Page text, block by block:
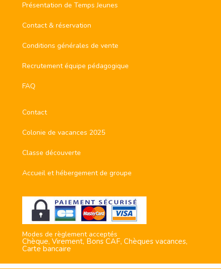
Présentation de Temps Jeunes
Contact & réservation
Conditions générales de vente
Recrutement équipe pédagogique
FAQ
Contact
Colonie de vacances 2025
Classe découverte
Accueil et hébergement de groupe
Modes de règlement acceptés
Chèque, Virement, Bons CAF, Chèques vacances,
Carte bancaire